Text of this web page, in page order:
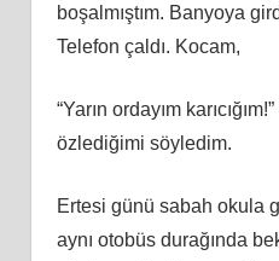
boşalmıştım. Banyoya
Telefon çaldı. Kocam,
“Yarın ordayım
özlediğimi söyledim.
Ertesi günü sabah okula
aynı otobüs durağında